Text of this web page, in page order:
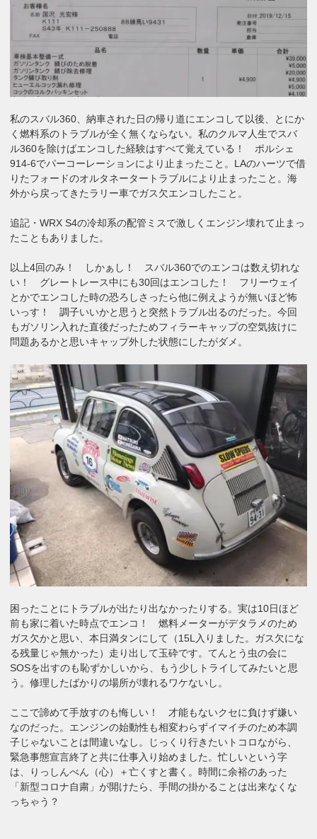
私のスバル360、納車された日の帰り道にエンコして以後、とにか
く燃料系のトラブルが全く無くならない。私のクルマ人生でスバ
ル360を除けばエンコした経験はすべて覚えている！ ポルシェ
914-6でパーコーレーションにより止まったこと。LAのハーツで借
りたフォードのオルタネータートラブルにより止まったこと。海
外から戻ってきたラリー車でガス欠エンコしたこと。
追記・WRX S4の冷却系の配管ミスで激しくエンジン壊れて止まっ
たこともありました。
以上4回のみ！ しかぁし！ スバル360でのエンコは数え切れな
い！ グレートレース中にも30回はエンコした！ フリーウェイ
とかでエンコした時の恐ろしさったら他に例えようが無いほど怖
いっす！ 調子いいかと思うと突然トラブル出るのだった。今回
もガソリン入れた直後だったためフィラーキャップの空気抜けに
問題あるかと思いキャップ外した状態にしたがダメ。
困ったことにトラブルが出たり出なかったりする。実は10日ほど
前も家に着いた時点でエンコ！ 燃料メーターがデタラメのため
ガス欠かと思い、本日満タンにして（15L入りました。ガス欠にな
る残量じゃ無かった）走り出して玉砕です。てんとう虫の会に
SOSを出すのも恥ずかしいから、もう少しトライしてみたいと思
う。修理したばかりの場所が壊れるワケないし。
ここで諦めて手放すのも悔しい！ 才能もないクセに負けず嫌い
なのだった。エンジンの始動性も相変わらずイマイチのため本調
子じゃないことは間違いなし。じっくり行きたいトコロながら、
緊急事態宣言終了と共に仕事入り始めました。忙しいという字
は、りっしんべん（心）＋亡くすと書く。時間に余裕のあった
「新型コロナ自粛」が開けたら、手間の掛かることは出来なくな
っちゃう？